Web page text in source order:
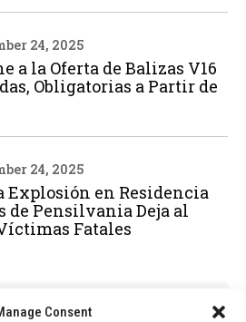
Consent
24, 2025
a la Oferta de Balizas V16
Obligatorias a Partir de
24, 2025
Explosión en Residencia
de Pensilvania Deja al
Fatales